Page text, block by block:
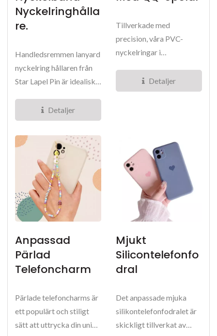
Nyckelringhålla
Re.
Handledsremmen lanyard
nyckelring hållaren från
Star Lapel Pin är idealisk
Detaljer
Tillverkade med
precision, våra PVC-
nyckelringar i
en härlig och
anpassningsbar...
Detaljer
Anpassad
Pärlad
Telefoncharm
Pärlade telefoncharms är
ett populärt och stiligt
sätt att uttrycka din unika
Mjukt
Silicontelefonfo
Dral
Det anpassade mjuka
silikontelefonfodralet är
skickligt tillverkat av